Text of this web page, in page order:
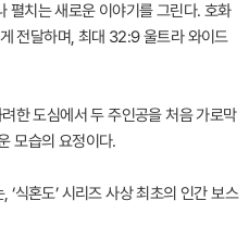
펼치는 새로운 이야기를 그린다. 호화
전달하며, 최대 32:9 울트라 와이드
한 도심에서 두 주인공을 처음 가로막
모습의 요정이다.
식혼도’ 시리즈 사상 최초의 인간 보스